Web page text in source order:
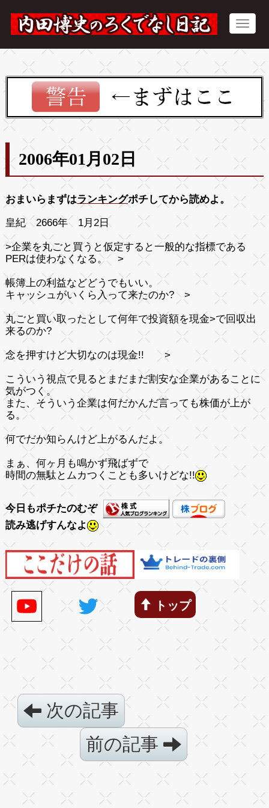
2006年01月02日
おまいらまずはランキングポチしてから読めよ。
皇紀 2666年 1月2日
>企業を丸ごと買うと仮定すると一般的な指標である
PERは使わなくなる。 >
帳簿上の利益などどうでもいい。
キャッシュがいくら入って来たのか?>
丸ごと買い取ったとして何年で投資額を現金>で回収出
来るのか?
念を押すけど大切なのは現金!! >
こういう視点で見るとまだまだ割安な企業があることに
気がつく。
また、そういう企業は何だかんだ言っても株価が上が
る。
何でだか知らんけど上がるんだよ。
まぁ、何ヶ月も鳴かず飛ばずで
時間の無駄とムカつくことも多いけどな!!
今日もポチたのむぞ
読み逃げすんなよ
トップ
次の記事
前の記事